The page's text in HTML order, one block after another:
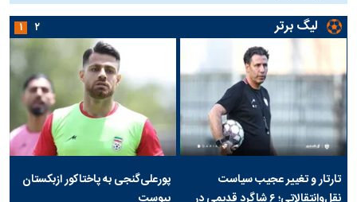
لیگ برتر
تارتار و تغییر عجیب سیاست
پورعلی‌گنجی به پاختاکور ازبکستان
۱ ۲